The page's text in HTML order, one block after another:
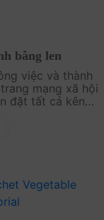
bằng len
việc và thành
mạng xã hội
đặt tất cả kênh